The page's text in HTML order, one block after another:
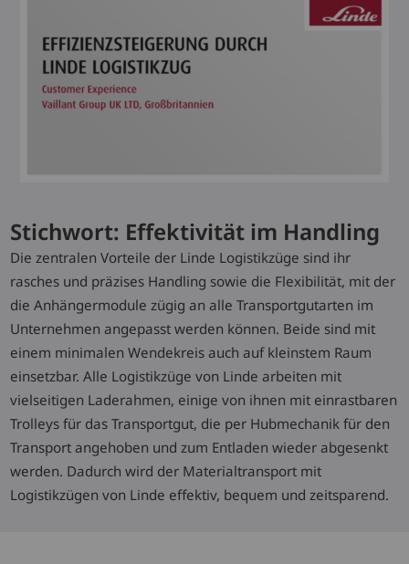
Stichwort: Effektivität im Handling
Die zentralen Vorteile der Linde Logistikzüge sind ihr
rasches und präzises Handling sowie die Flexibilität, mit der
die Anhängermodule zügig an alle Transportgutarten im
Unternehmen angepasst werden können. Beide sind mit
einem minimalen Wendekreis auch auf kleinstem Raum
einsetzbar. Alle Logistikzüge von Linde arbeiten mit
vielseitigen Laderahmen, einige von ihnen mit einrastbaren
Trolleys für das Transportgut, die per Hubmechanik für den
Transport angehoben und zum Entladen wieder abgesenkt
werden. Dadurch wird der Materialtransport mit
Logistikzügen von Linde effektiv, bequem und zeitsparend.